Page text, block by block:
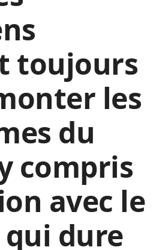
toujours
les
du
compris
avec le
dure